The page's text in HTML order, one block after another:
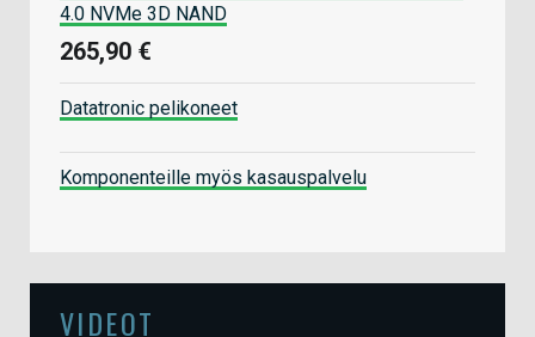
4.0 NVMe 3D NAND
265,90 €
Datatronic pelikoneet
Komponenteille myös kasauspalvelu
VIDEOT